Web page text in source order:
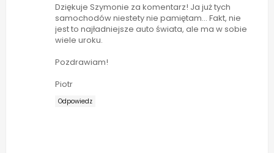
Dziękuje Szymonie za komentarz! Ja już tych
samochodów niestety nie pamiętam... Fakt, nie
jest to najładniejsze auto świata, ale ma w sobie
wiele uroku.
Pozdrawiam!
Piotr
Odpowiedz